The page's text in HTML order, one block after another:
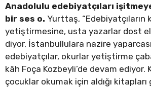
Anadolulu edebiyatçıları
bir ses o. Yurttaş, “Edebiyatçıların
yetiştirmesine, usta yazarlar dost
diyor, İstanbullulara nazire
edebiyatçılar, okurlar yetiştirme
kâh Foça Kozbeyli’de devam ediyor.
çocuklar okumak için aldığı